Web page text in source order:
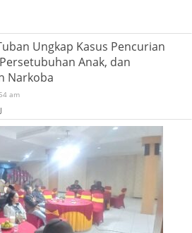
Ungkap Kasus Pencurian
Anak, dan
Narkoba
am